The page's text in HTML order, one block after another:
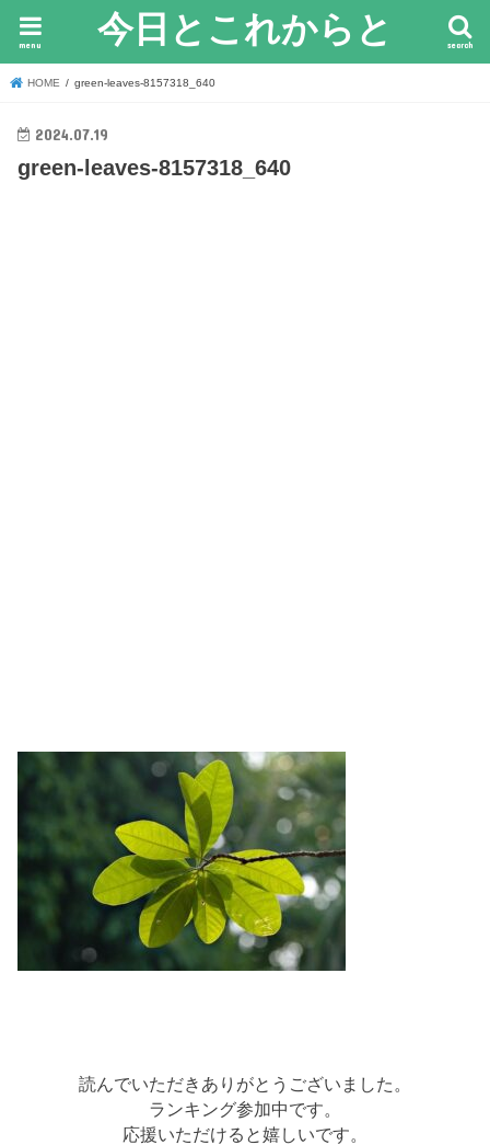
今日とこれからと search
menu
HOME green-leaves-8157318_640
2024.07.19
green-leaves-8157318_640
読んでいただきありがとうございました。
ランキング参加中です。
応援いただけると嬉しいです。